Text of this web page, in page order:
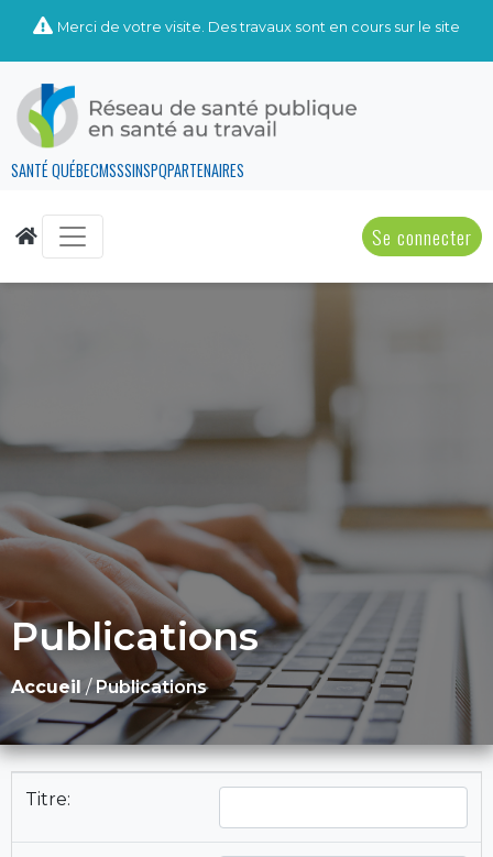
Merci de votre visite. Des travaux sont en cours sur le site
SANTÉ QUÉBECMSSSINSPQPARTENAIRES
Se connecter
Publications
Accueil /Publications
Titre: